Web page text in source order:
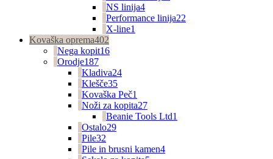
NS linija4
Performance linija22
X-line1
Kovaška oprema402
Nega kopit16
Orodje187
Kladiva24
Klešče35
Kovaška Peč1
Noži za kopita27
Beanie Tools Ltd1
Ostalo29
Pile32
Pile in brusni kamen4